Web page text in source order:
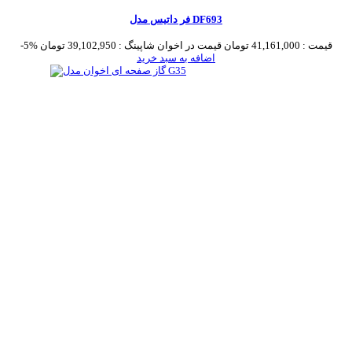
فر داتیس مدل DF693
-5% قیمت : 41,161,000 تومان قیمت در اخوان شاپینگ : 39,102,950 تومان
اضافه به سبد خرید